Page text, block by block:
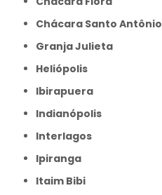
Chácara Santo Antônio
Granja Julieta
Heliópolis
Ibirapuera
Indianópolis
Interlagos
Ipiranga
Itaim Bibi